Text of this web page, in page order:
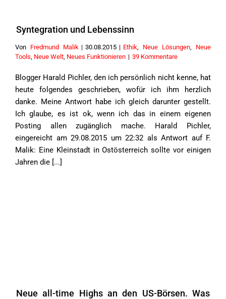
Syntegration und Lebenssinn
Von Fredmund Malik | 30.08.2015 | Ethik, Neue Lösungen, Neue
Tools, Neue Welt, Neues Funktionieren | 39 Kommentare
Blogger Harald Pichler, den ich persönlich nicht kenne, hat
heute folgendes geschrieben, wofür ich ihm herzlich
danke. Meine Antwort habe ich gleich darunter gestellt.
Ich glaube, es ist ok, wenn ich das in einem eigenen
Posting allen zugänglich mache. Harald Pichler,
eingereicht am 29.08.2015 um 22:32 als Antwort auf F.
Malik: Eine Kleinstadt in Ostösterreich sollte vor einigen
Jahren die [...]
Neue all-time Highs an den US-Börsen. Was